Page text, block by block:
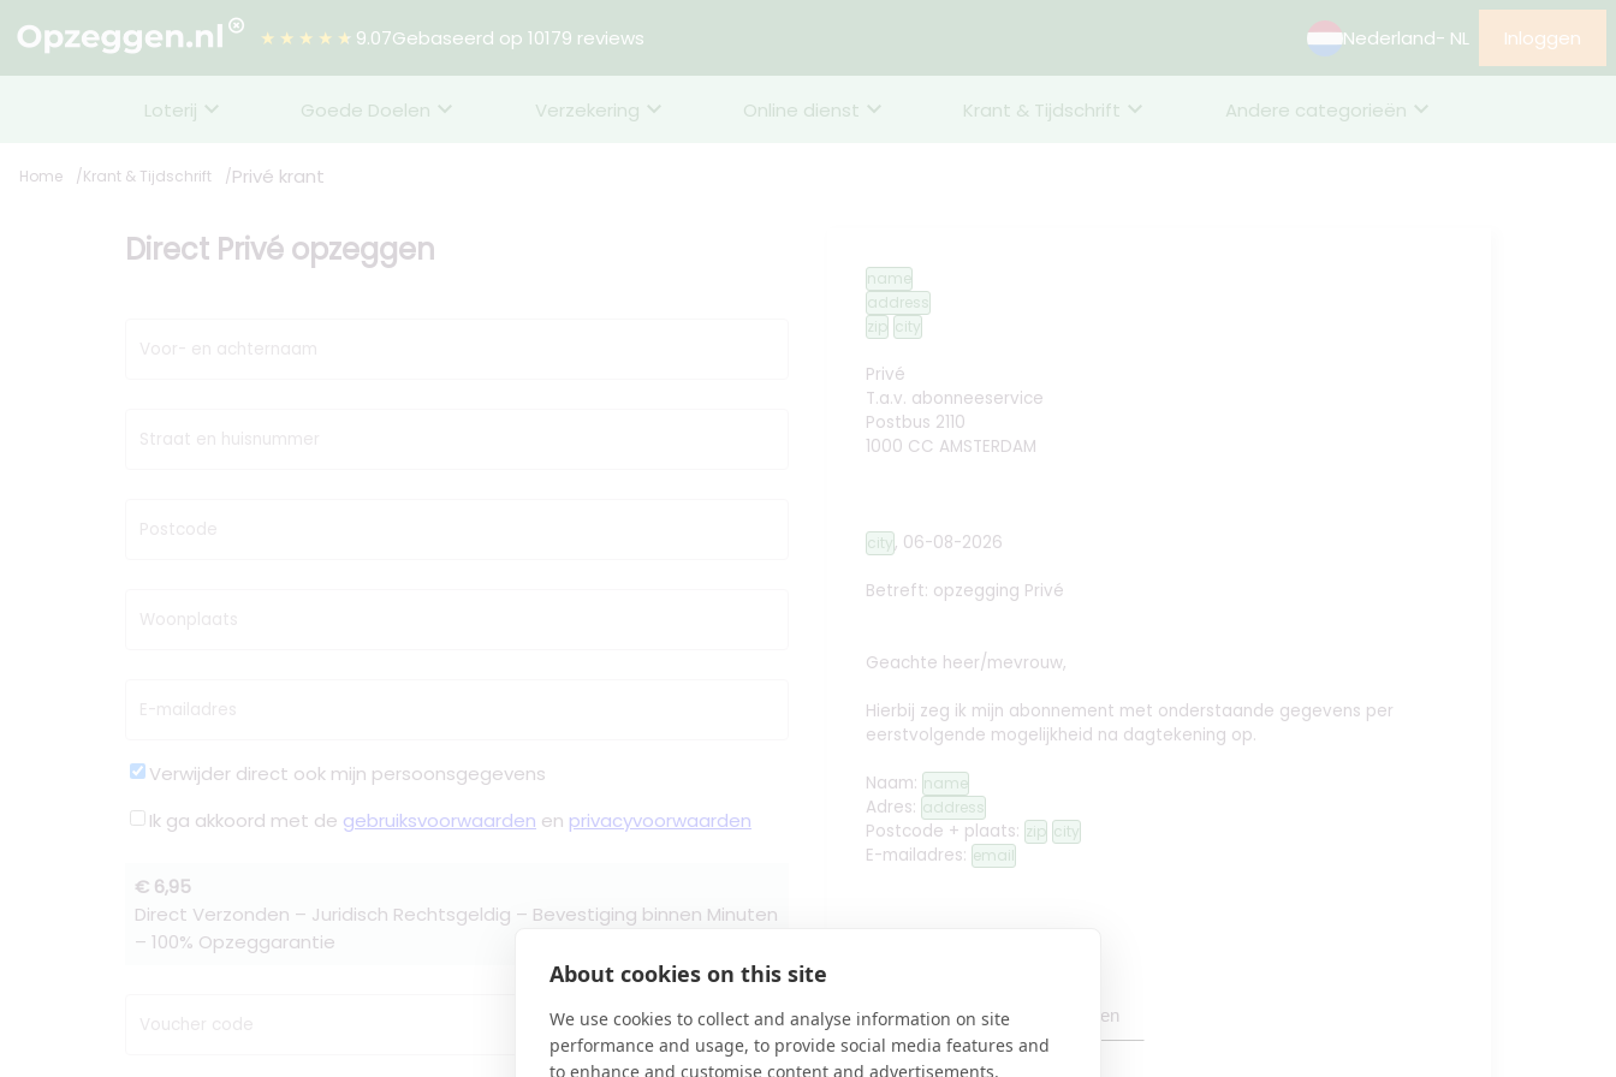
About cookies on this site
We use cookies to collect and analyse information on site
performance and usage, to provide social media features and
to enhance and customise content and advertisements.
★★★★★ 9.07Gebaseerd op 10179 reviews Nederland- NL Inloggen
Loterij Goede Doelen Verzekering Online dienst Krant & Tijdschrift Andere categorieën
Home Krant & Tijdschrift Privé krant
Direct Privé opzeggen
Voor- en achternaam
Straat en huisnummer
Postcode
Woonplaats
E-mailadres
Verwijder direct ook mijn persoonsgegevens
Ik ga akkoord met de gebruiksvoorwaarden en privacyvoorwaarden
€ 6,95
Direct Verzonden – Juridisch Rechtsgeldig – Bevestiging binnen Minuten
– 100% Opzeggarantie
Voucher code Controleren
name
address
zip city
Privé
T.a.v. abonneeservice
Postbus 2110
1000 CC AMSTERDAM
city, 06-08-2026
Betreft: opzegging Privé
Geachte heer/mevrouw,
Hierbij zeg ik mijn abonnement met onderstaande gegevens per
eerstvolgende mogelijkheid na dagtekening op.
Naam: name
Adres: address
Postcode + plaats: zip city
E-mailadres: email
editHandtekening toevoegen
name